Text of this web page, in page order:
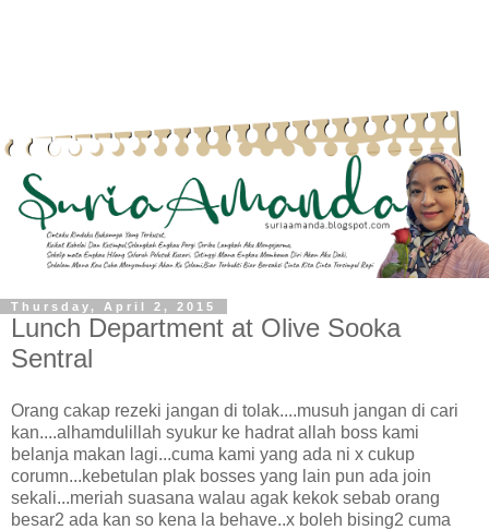
Thursday, April 2, 2015
Lunch Department at Olive Sooka
Sentral
Orang cakap rezeki jangan di tolak....musuh jangan di cari
kan....alhamdulillah syukur ke hadrat allah boss kami
belanja makan lagi...cuma kami yang ada ni x cukup
corumn...kebetulan plak bosses yang lain pun ada join
sekali...meriah suasana walau agak kekok sebab orang
besar2 ada kan so kena la behave..x boleh bising2 cuma